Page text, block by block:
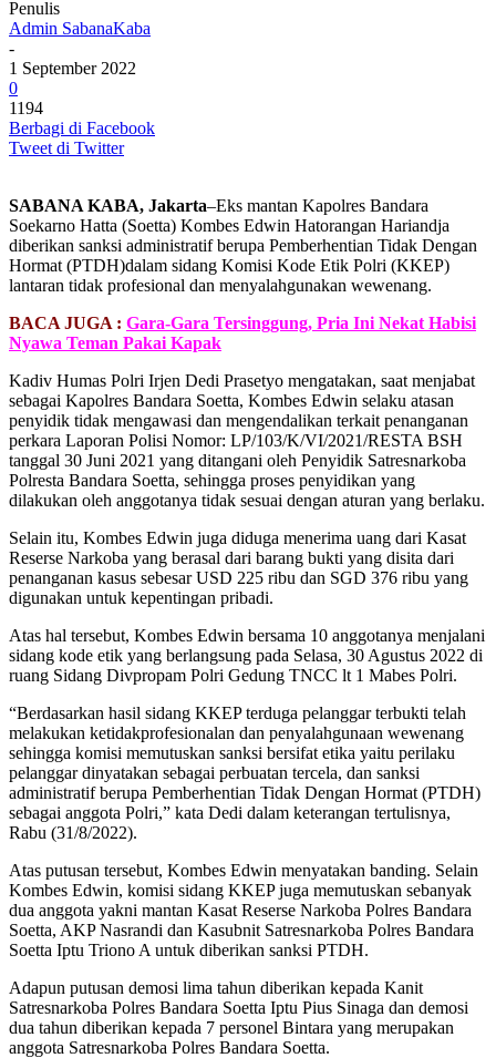
Penulis
Admin SabanaKaba
-
1 September 2022
0
1194
Berbagi di Facebook
Tweet di Twitter
SABANA KABA, Jakarta–Eks mantan Kapolres Bandara
Soekarno Hatta (Soetta) Kombes Edwin Hatorangan Hariandja
diberikan sanksi administratif berupa Pemberhentian Tidak Dengan
Hormat (PTDH)dalam sidang Komisi Kode Etik Polri (KKEP)
lantaran tidak profesional dan menyalahgunakan wewenang.
BACA JUGA : Gara-Gara Tersinggung, Pria Ini Nekat Habisi
Nyawa Teman Pakai Kapak
Kadiv Humas Polri Irjen Dedi Prasetyo mengatakan, saat menjabat
sebagai Kapolres Bandara Soetta, Kombes Edwin selaku atasan
penyidik tidak mengawasi dan mengendalikan terkait penanganan
perkara Laporan Polisi Nomor: LP/103/K/VI/2021/RESTA BSH
tanggal 30 Juni 2021 yang ditangani oleh Penyidik Satresnarkoba
Polresta Bandara Soetta, sehingga proses penyidikan yang
dilakukan oleh anggotanya tidak sesuai dengan aturan yang berlaku.
Selain itu, Kombes Edwin juga diduga menerima uang dari Kasat
Reserse Narkoba yang berasal dari barang bukti yang disita dari
penanganan kasus sebesar USD 225 ribu dan SGD 376 ribu yang
digunakan untuk kepentingan pribadi.
Atas hal tersebut, Kombes Edwin bersama 10 anggotanya menjalani
sidang kode etik yang berlangsung pada Selasa, 30 Agustus 2022 di
ruang Sidang Divpropam Polri Gedung TNCC lt 1 Mabes Polri.
“Berdasarkan hasil sidang KKEP terduga pelanggar terbukti telah
melakukan ketidakprofesionalan dan penyalahgunaan wewenang
sehingga komisi memutuskan sanksi bersifat etika yaitu perilaku
pelanggar dinyatakan sebagai perbuatan tercela, dan sanksi
administratif berupa Pemberhentian Tidak Dengan Hormat (PTDH)
sebagai anggota Polri,” kata Dedi dalam keterangan tertulisnya,
Rabu (31/8/2022).
Atas putusan tersebut, Kombes Edwin menyatakan banding. Selain
Kombes Edwin, komisi sidang KKEP juga memutuskan sebanyak
dua anggota yakni mantan Kasat Reserse Narkoba Polres Bandara
Soetta, AKP Nasrandi dan Kasubnit Satresnarkoba Polres Bandara
Soetta Iptu Triono A untuk diberikan sanksi PTDH.
Adapun putusan demosi lima tahun diberikan kepada Kanit
Satresnarkoba Polres Bandara Soetta Iptu Pius Sinaga dan demosi
dua tahun diberikan kepada 7 personel Bintara yang merupakan
anggota Satresnarkoba Polres Bandara Soetta.